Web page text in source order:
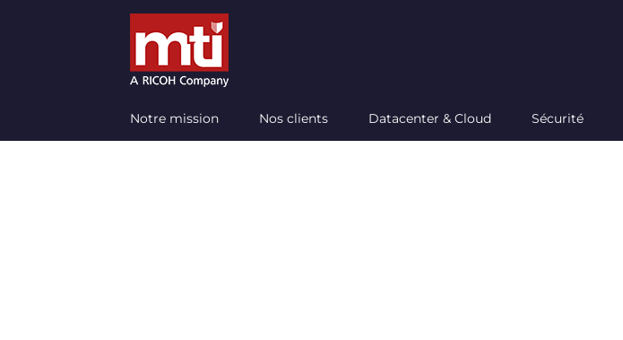
Notre mission Nos clients Datacenter & Cloud Sécurité